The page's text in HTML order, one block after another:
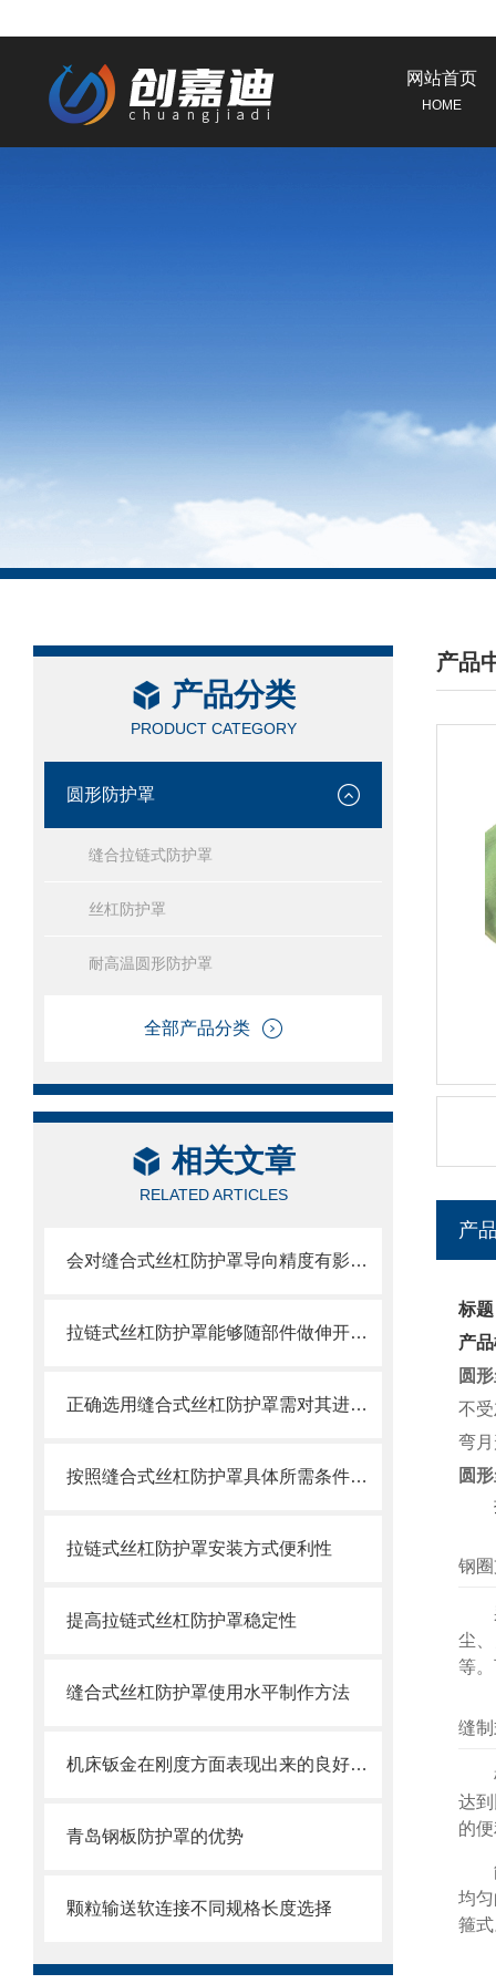
网站首页
HOME
产品分类
PRODUCT CATEGORY
圆形防护罩
缝合拉链式防护罩
丝杠防护罩
耐高温圆形防护罩
全部产品分类
相关文章
RELATED ARTICLES
会对缝合式丝杠防护罩导向精度有影响的因素都有哪些？
拉链式丝杠防护罩能够随部件做伸开或压缩运动
正确选用缝合式丝杠防护罩需对其进行风险评估
按照缝合式丝杠防护罩具体所需条件定制
拉链式丝杠防护罩安装方式便利性
提高拉链式丝杠防护罩稳定性
缝合式丝杠防护罩使用水平制作方法
机床钣金在刚度方面表现出来的良好特性
青岛钢板防护罩的优势
颗粒输送软连接不同规格长度选择
产品
/
产
标
产
圆
不
弯
圆
钢
尘
等
缝
达
的
均
箍